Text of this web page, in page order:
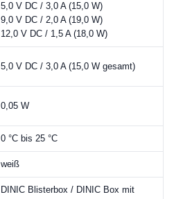
5,0 V DC / 3,0 A (15,0 W)
9,0 V DC / 2,0 A (19,0 W)
12,0 V DC / 1,5 A (18,0 W)
5,0 V DC / 3,0 A (15,0 W gesamt)
0,05 W
0 °C bis 25 °C
weiß
DINIC Blisterbox / DINIC Box mit